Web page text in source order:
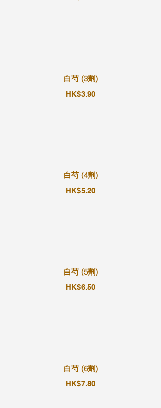
白芍 (3劑)
HK$3.90
白芍 (4劑)
HK$5.20
白芍 (5劑)
HK$6.50
白芍 (6劑)
HK$7.80